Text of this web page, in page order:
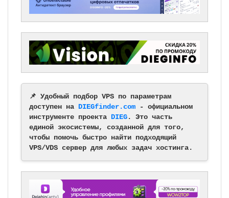
📌 Удобный подбор VPS по параметрам
доступен на DIEGfinder.com - официальном
инструменте проекта DIEG. Это часть
единой экосистемы, созданной для того,
чтобы помочь быстро найти подходящий
VPS/VDS сервер для любых задач хостинга.